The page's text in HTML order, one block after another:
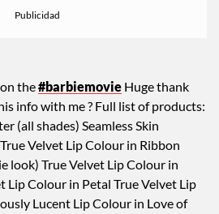
the#barbiemovie Huge thank
info with me ? Full list of products:
(all shades) Seamless Skin
Velvet Lip Colour in Ribbon
look) True Velvet Lip Colour in
Lip Colour in Petal True Velvet Lip
Lucent Lip Colour in Love of